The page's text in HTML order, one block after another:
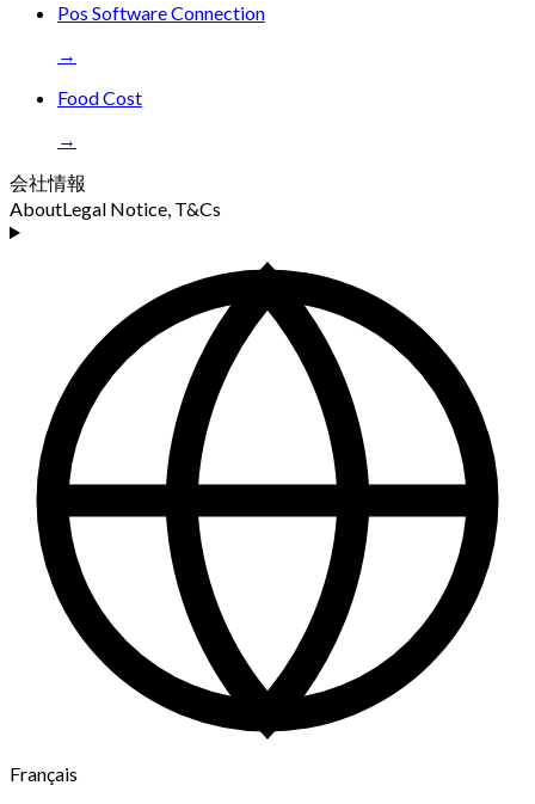
Pos Software Connection
→
Food Cost
→
会社情報
AboutLegal Notice, T&Cs
Français